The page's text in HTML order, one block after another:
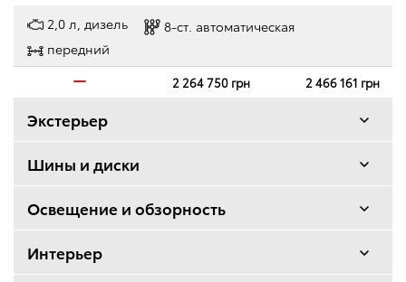
2,0 л, дизель
8-ст. автоматическая
передний
2 264 750 грн 2 466 161 грн
Экстерьер
Стекло двери багажного отделения, открывающееся
Металлическая защита картера двигателя
Шины и диски
Колесные диски
Освещение и обзорность
Освещение
Интерьер